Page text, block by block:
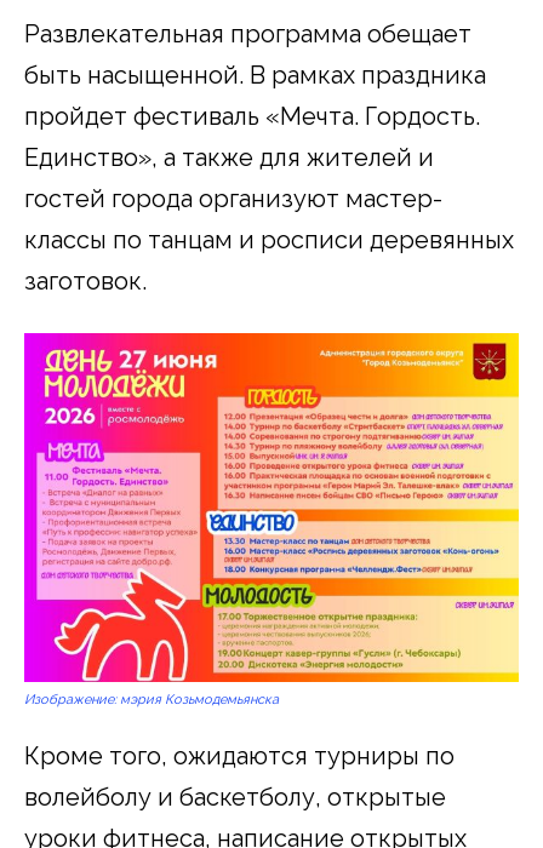
Развлекательная программа обещает
быть насыщенной. В рамках праздника
пройдет фестиваль «Мечта. Гордость.
Единство», а также для жителей и
гостей города организуют мастер-
классы по танцам и росписи деревянных
заготовок.
Изображение: мэрия Козьмодемьянска
Кроме того, ожидаются турниры по
волейболу и баскетболу, открытые
уроки фитнеса, написание открытых